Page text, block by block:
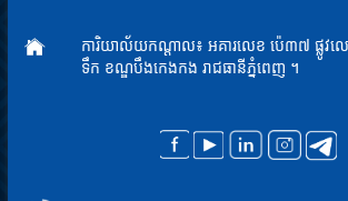
ការិយាល័យកណ្តាល៖ អគារលេខ ប៉េ៣៧ ផ្លូវល
ទឹក ខណ្ឌបឹងកេងកង រាជធានីភ្នំពេញ ។